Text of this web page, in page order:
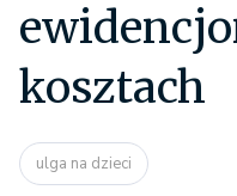
kosztach
ulga na dzieci